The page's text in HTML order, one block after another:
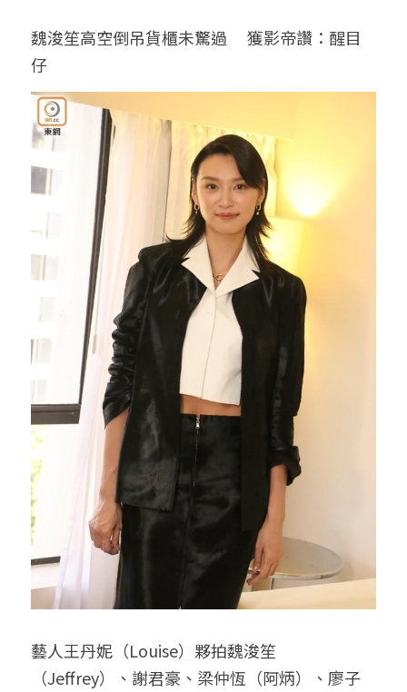
魏浚笙高空倒吊貨櫃未驚過　 獲影帝讚：醒目
仔
藝人王丹妮（Louise）夥拍魏浚笙
（Jeffrey）、謝君豪、梁仲恆（阿炳）、廖子